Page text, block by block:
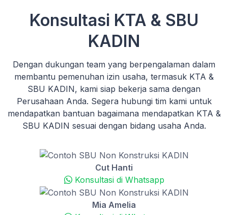
Konsultasi KTA & SBU
KADIN
Dengan dukungan team yang berpengalaman dalam
membantu pemenuhan izin usaha, termasuk KTA &
SBU KADIN, kami siap bekerja sama dengan
Perusahaan Anda. Segera hubungi tim kami untuk
mendapatkan bantuan bagaimana mendapatkan KTA &
SBU KADIN sesuai dengan bidang usaha Anda.
Cut Hanti
Konsultasi di Whatsapp
Mia Amelia